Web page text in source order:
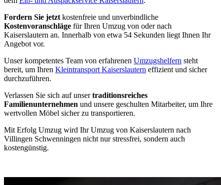
Fordern Sie jetzt kostenfreie und unverbindliche
Kostenvoranschläge für Ihren Umzug von oder nach
Kaiserslautern an. Innerhalb von etwa 54 Sekunden liegt Ihnen Ihr
Angebot vor.
Unser kompetentes Team von erfahrenen Umzugshelfern steht
bereit, um Ihren Kleintransport Kaiserslautern effizient und sicher
durchzuführen.
Verlassen Sie sich auf unsertraditionsreiches
Familienunternehmen und unsere geschulten Mitarbeiter, um Ihre
wertvollen Möbel sicher zu transportieren.
Mit Erfolg Umzug wird Ihr Umzug von Kaiserslautern nach
Villingen Schwenningen⁠ nicht nur stressfrei, sondern auch
kostengünstig.